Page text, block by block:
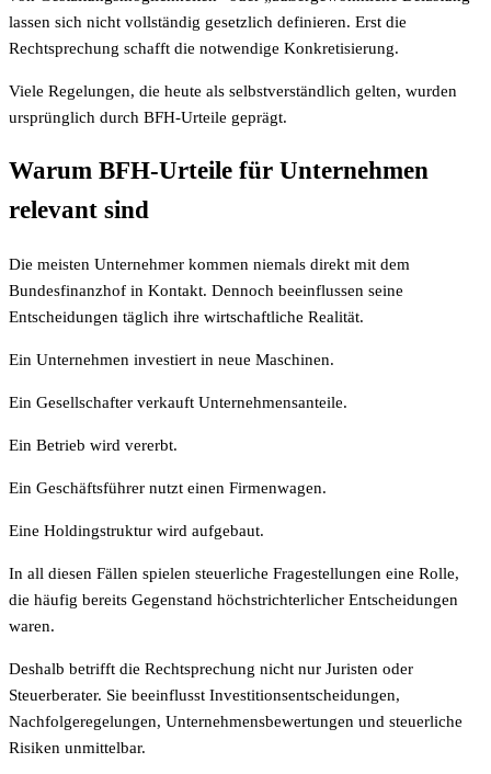
lassen sich nicht vollständig gesetzlich definieren. Erst die
Rechtsprechung schafft die notwendige Konkretisierung.
Viele Regelungen, die heute als selbstverständlich gelten, wurden
ursprünglich durch BFH-Urteile geprägt.
Warum BFH-Urteile für Unternehmen
relevant sind
Die meisten Unternehmer kommen niemals direkt mit dem
Bundesfinanzhof in Kontakt. Dennoch beeinflussen seine
Entscheidungen täglich ihre wirtschaftliche Realität.
Ein Unternehmen investiert in neue Maschinen.
Ein Gesellschafter verkauft Unternehmensanteile.
Ein Betrieb wird vererbt.
Ein Geschäftsführer nutzt einen Firmenwagen.
Eine Holdingstruktur wird aufgebaut.
In all diesen Fällen spielen steuerliche Fragestellungen eine Rolle,
die häufig bereits Gegenstand höchstrichterlicher Entscheidungen
waren.
Deshalb betrifft die Rechtsprechung nicht nur Juristen oder
Steuerberater. Sie beeinflusst Investitionsentscheidungen,
Nachfolgeregelungen, Unternehmensbewertungen und steuerliche
Risiken unmittelbar.